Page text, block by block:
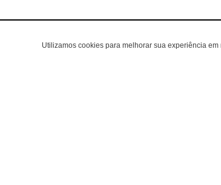
Utilizamos cookies para melhorar sua experiência